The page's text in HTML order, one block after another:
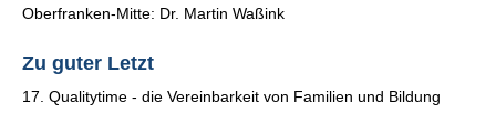
Oberfranken-Mitte: Dr. Martin Waßink
Zu guter Letzt
17. Qualitytime - die Vereinbarkeit von Familien und Bildung